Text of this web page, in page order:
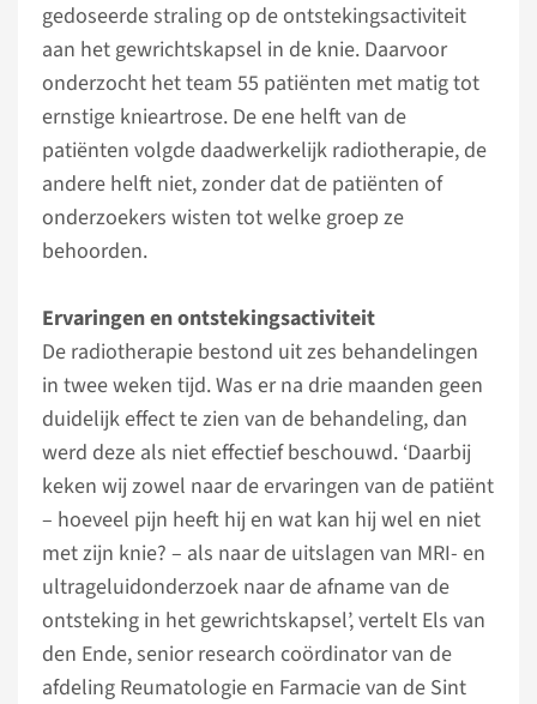
gedoseerde straling op de ontstekingsactiviteit
aan het gewrichtskapsel in de knie. Daarvoor
onderzocht het team 55 patiënten met matig tot
ernstige knieartrose. De ene helft van de
patiënten volgde daadwerkelijk radiotherapie, de
andere helft niet, zonder dat de patiënten of
onderzoekers wisten tot welke groep ze
behoorden.
Ervaringen en ontstekingsactiviteit
De radiotherapie bestond uit zes behandelingen
in twee weken tijd. Was er na drie maanden geen
duidelijk effect te zien van de behandeling, dan
werd deze als niet effectief beschouwd. ‘Daarbij
keken wij zowel naar de ervaringen van de patiënt
– hoeveel pijn heeft hij en wat kan hij wel en niet
met zijn knie? – als naar de uitslagen van MRI- en
ultrageluidonderzoek naar de afname van de
ontsteking in het gewrichtskapsel’, vertelt Els van
den Ende, senior research coördinator van de
afdeling Reumatologie en Farmacie van de Sint